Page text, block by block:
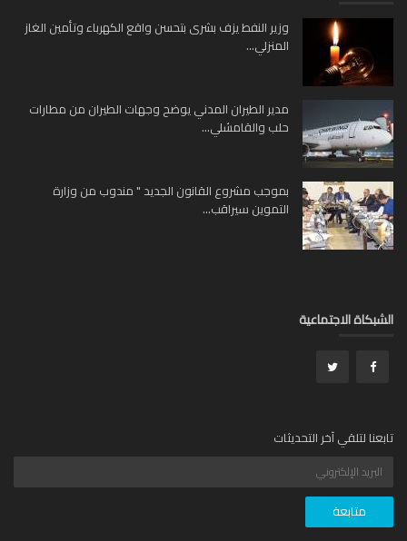
وزير النفط يزف بشرى بتحسن واقع الكهرباء وتأمين الغاز
المنزلي...
مدير الطيران المدني يوضح وجهات الطيران من مطارات
حلب والقامشلي...
بموجب مشروع القانون الجديد " مندوب من وزارة
التموين سيراقب...
الاجتماعية
لتلقي آخر التحديثات